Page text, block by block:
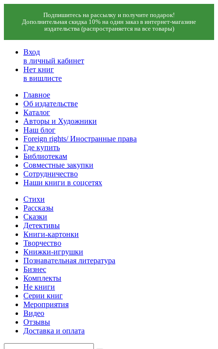
Подпишитесь на рассылку и получите подарок!
Дополнительная скидка 10% на один заказ в интернет-магазине
издательства (распространяется на все товары)
Вход
в личный кабинет
Нет книг
в вишлисте
Главное
Об издательстве
Каталог
Авторы и Художники
Наш блог
Foreign rights/ Иностранные права
Где купить
Библиотекам
Совместные закупки
Сотрудничество
Наши книги в соцсетях
Стихи
Рассказы
Сказки
Детективы
Книги-картонки
Творчество
Книжки-игрушки
Познавательная литература
Бизнес
Комплекты
Не книги
Серии книг
Мероприятия
Видео
Отзывы
Доставка и оплата